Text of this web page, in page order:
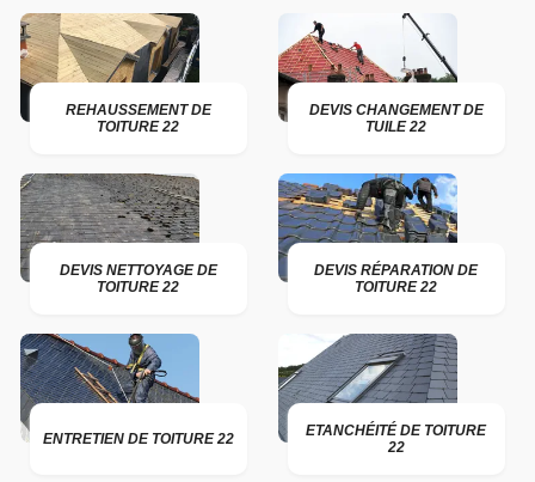
REHAUSSEMENT DE
TOITURE 22
DEVIS CHANGEMENT DE
TUILE 22
DEVIS NETTOYAGE DE
TOITURE 22
DEVIS RÉPARATION DE
TOITURE 22
ENTRETIEN DE TOITURE 22
ETANCHÉITÉ DE TOITURE
22